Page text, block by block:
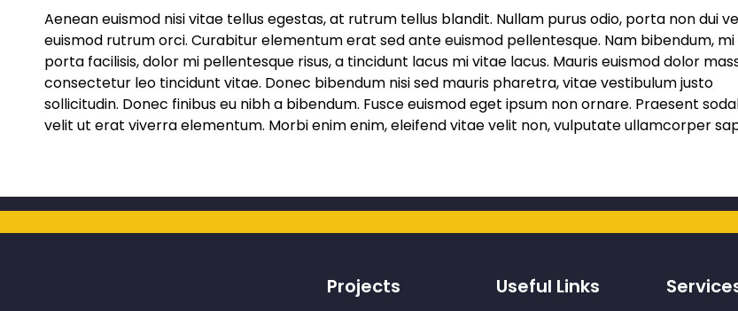
Aenean euismod nisi vitae tellus egestas, at rutrum tellus blandit. Nullam purus odio, porta non dui
euismod rutrum orci. Curabitur elementum erat sed ante euismod pellentesque. Nam bibendum, mi
porta facilisis, dolor mi pellentesque risus, a tincidunt lacus mi vitae lacus. Mauris euismod dolor
consectetur leo tincidunt vitae. Donec bibendum nisi sed mauris pharetra, vitae vestibulum justo
sollicitudin. Donec finibus eu nibh a bibendum. Fusce euismod eget ipsum non ornare. Praesent
velit ut erat viverra elementum. Morbi enim enim, eleifend vitae velit non, vulputate ullamcorper
Projects Useful Links